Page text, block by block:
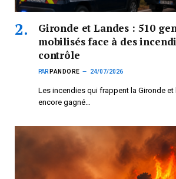
Gironde et Landes : 510
mobilisés face à des
contrôle
PAR PANDORE 24/07/2026
Les incendies qui frappent la Gironde
encore gagné…